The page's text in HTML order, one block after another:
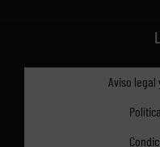
Aviso legal